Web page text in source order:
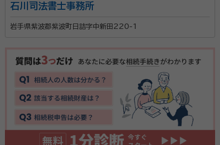
石川司法書士事務所
岩手県紫波郡紫波町日詰字中新田220-1